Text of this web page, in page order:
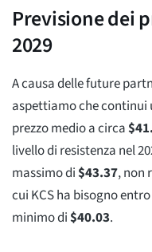
Previsione dei
2029
A causa delle future
aspettiamo che
prezzo medio a circa$
livello di resistenza nel
massimo di$43.37, non
cui KCS ha bisogno
minimo di$40.03.